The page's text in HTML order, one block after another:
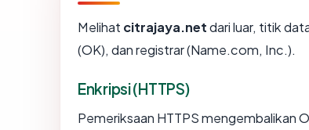
Melihat citrajaya.netdari luar, titik
(OK), dan registrar (Name.com, Inc.).
Enkripsi (HTTPS)
Pemeriksaan HTTPS mengembalikan